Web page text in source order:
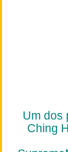
Um dos
Ching